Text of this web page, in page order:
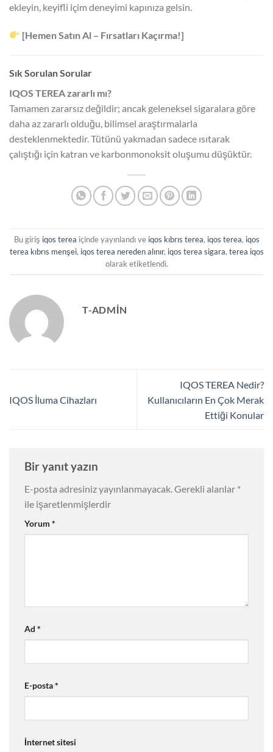
ekleyin, keyifli içim deneyimi kapınıza gelsin.
[Hemen Satın Al – Fırsatları Kaçırma!]
Sık Sorulan Sorular
IQOS TEREA zararlı mı?
Tamamen zararsız değildir; ancak geleneksel sigaralara göre
daha az zararlı olduğu, bilimsel araştırmalarla
desteklenmektedir. Tütünü yakmadan sadece ısıtarak
çalıştığı için katran ve karbonmonoksit oluşumu düşüktür.
Bu giriş iqos terea içinde yayınlandı ve iqos kıbrıs terea, iqos terea, iqos
terea kıbrıs menşei, iqos terea nereden alınır, iqos terea sigara, terea iqos
olarak etiketlendi.
T-ADMIN
IQOS İluma Cihazları
IQOS TEREA Nedir?
Kullanıcıların En Çok Merak
Ettiği Konular
Bir yanıt yazın
E-posta adresiniz yayınlanmayacak.Gerekli alanlar *
ile işaretlenmişlerdir
Yorum *
Ad *
E-posta*
İnternet sitesi